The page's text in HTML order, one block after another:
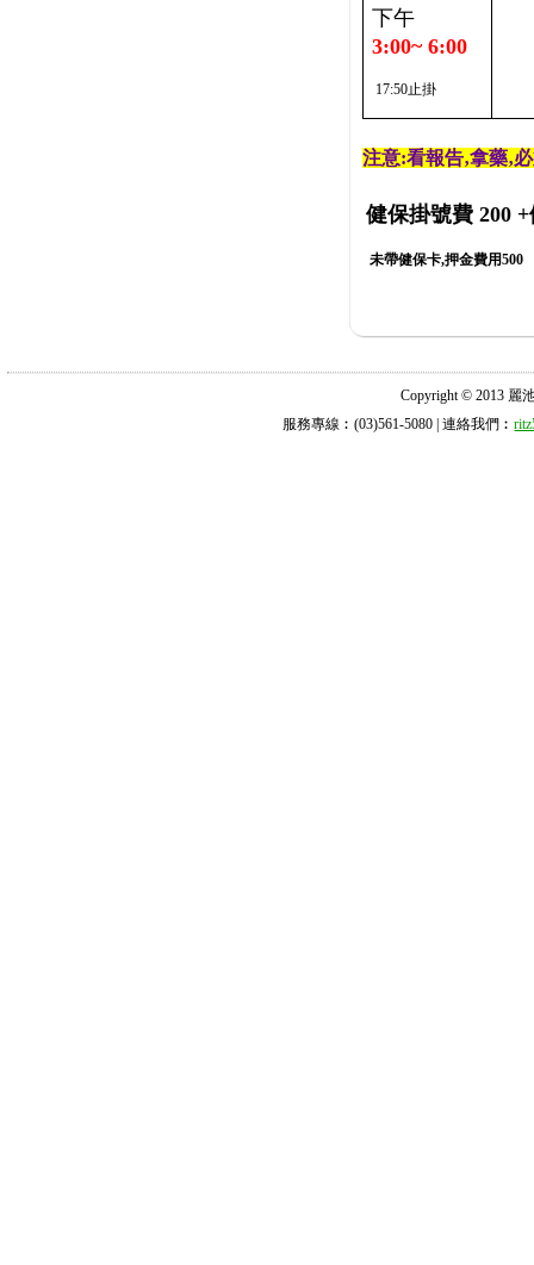
下午
3:00~ 6:00
17:50止掛
注意:看報告‚拿藥‚
健保掛號費 200 +
未帶健保卡,押金費用500
Copyright © 2013 麗
服務專線︰(03)561-5080 | 連絡我們︰